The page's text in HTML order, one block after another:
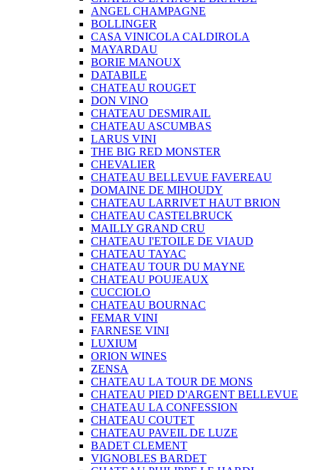
ANGEL CHAMPAGNE
BOLLINGER
CASA VINICOLA CALDIROLA
MAYARDAU
BORIE MANOUX
DATABILE
CHATEAU ROUGET
DON VINO
CHATEAU DESMIRAIL
CHATEAU ASCUMBAS
LARUS VINI
THE BIG RED MONSTER
CHEVALIER
CHATEAU BELLEVUE FAVEREAU
DOMAINE DE MIHOUDY
CHATEAU LARRIVET HAUT BRION
CHATEAU CASTELBRUCK
MAILLY GRAND CRU
CHATEAU I'ETOILE DE VIAUD
CHATEAU TAYAC
CHATEAU TOUR DU MAYNE
CHATEAU POUJEAUX
CUCCIOLO
CHATEAU BOURNAC
FEMAR VINI
FARNESE VINI
LUXIUM
ORION WINES
ZENSA
CHATEAU LA TOUR DE MONS
CHATEAU PIED D'ARGENT BELLEVUE
CHATEAU LA CONFESSION
CHATEAU COUTET
CHATEAU PAVEIL DE LUZE
BADET CLEMENT
VIGNOBLES BARDET